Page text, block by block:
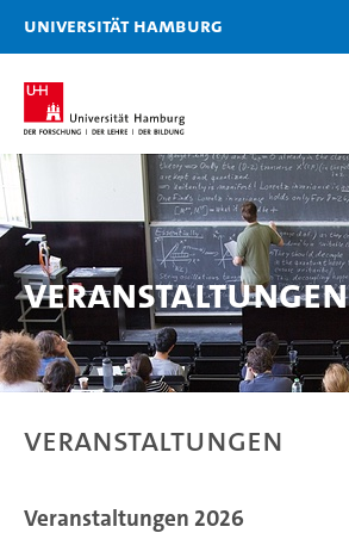
Universität Hamburg
Veranstaltungen
Veranstaltungen
Veranstaltungen 2026